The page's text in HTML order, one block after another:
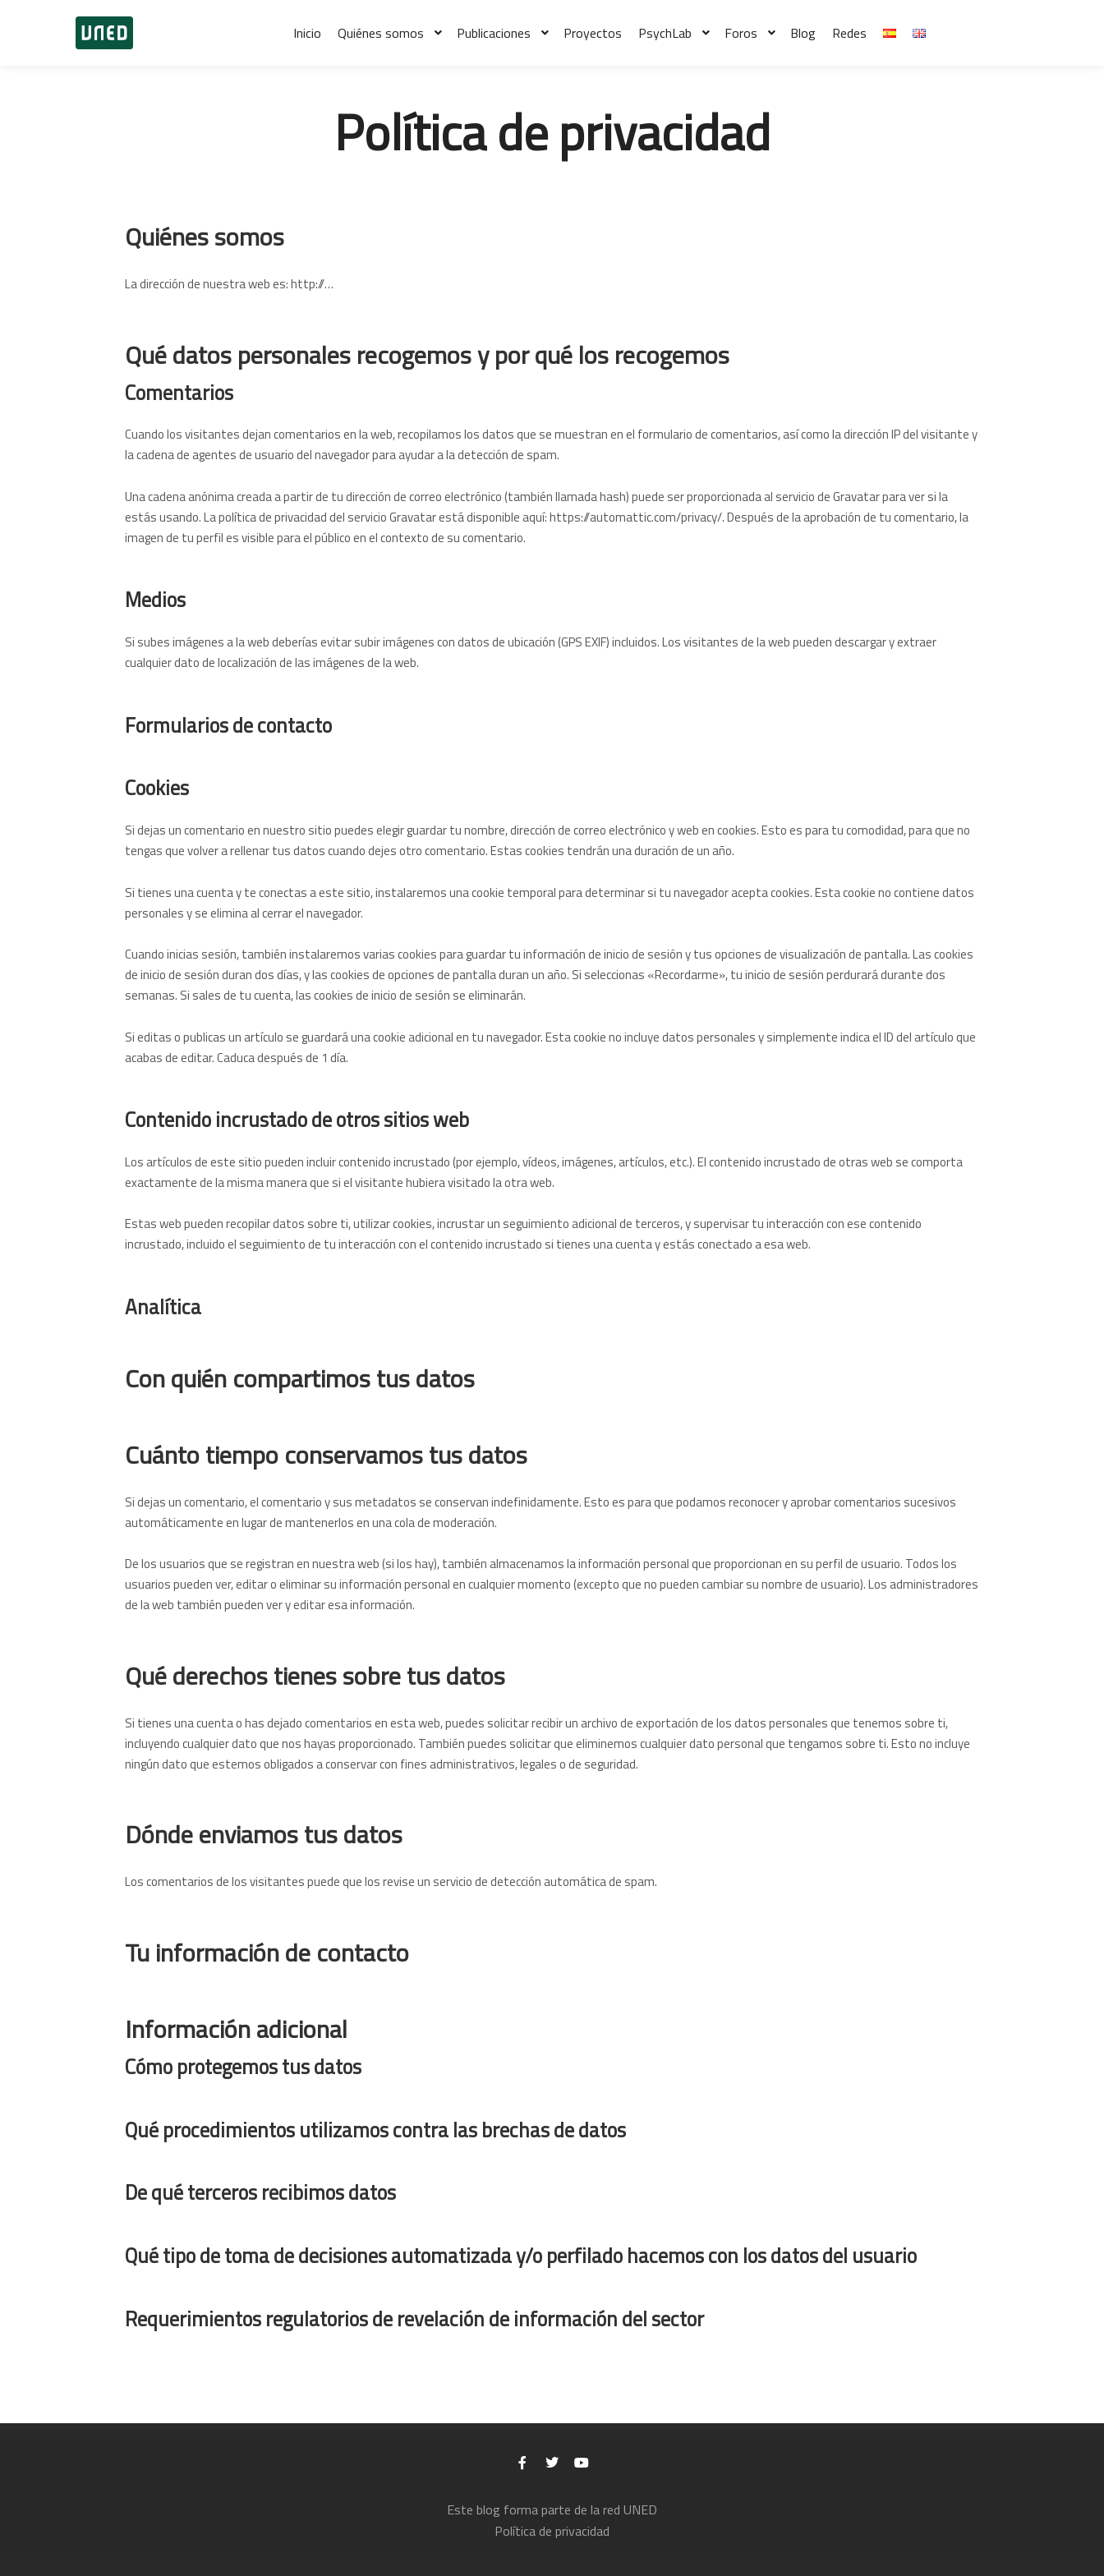
Inicio Quiénes somos Publicaciones Proyectos PsychLab Foros Blog Redes
Política de privacidad
Quiénes somos
La dirección de nuestra web es: http://…
Qué datos personales recogemos y por qué los recogemos
Comentarios
Cuando los visitantes dejan comentarios en la web, recopilamos los datos que se muestran en el formulario de comentarios, así como la dirección IP del visitante y
la cadena de agentes de usuario del navegador para ayudar a la detección de spam.
Una cadena anónima creada a partir de tu dirección de correo electrónico (también llamada hash) puede ser proporcionada al servicio de Gravatar para ver si la
estás usando. La política de privacidad del servicio Gravatar está disponible aquí: https://automattic.com/privacy/. Después de la aprobación de tu comentario, la
imagen de tu perfil es visible para el público en el contexto de su comentario.
Medios
Si subes imágenes a la web deberías evitar subir imágenes con datos de ubicación (GPS EXIF) incluidos. Los visitantes de la web pueden descargar y extraer
cualquier dato de localización de las imágenes de la web.
Formularios de contacto
Cookies
Si dejas un comentario en nuestro sitio puedes elegir guardar tu nombre, dirección de correo electrónico y web en cookies. Esto es para tu comodidad, para que no
tengas que volver a rellenar tus datos cuando dejes otro comentario. Estas cookies tendrán una duración de un año.
Si tienes una cuenta y te conectas a este sitio, instalaremos una cookie temporal para determinar si tu navegador acepta cookies. Esta cookie no contiene datos
personales y se elimina al cerrar el navegador.
Cuando inicias sesión, también instalaremos varias cookies para guardar tu información de inicio de sesión y tus opciones de visualización de pantalla. Las cookies
de inicio de sesión duran dos días, y las cookies de opciones de pantalla duran un año. Si seleccionas «Recordarme», tu inicio de sesión perdurará durante dos
semanas. Si sales de tu cuenta, las cookies de inicio de sesión se eliminarán.
Si editas o publicas un artículo se guardará una cookie adicional en tu navegador. Esta cookie no incluye datos personales y simplemente indica el ID del artículo que
acabas de editar. Caduca después de 1 día.
Contenido incrustado de otros sitios web
Los artículos de este sitio pueden incluir contenido incrustado (por ejemplo, vídeos, imágenes, artículos, etc.). El contenido incrustado de otras web se comporta
exactamente de la misma manera que si el visitante hubiera visitado la otra web.
Estas web pueden recopilar datos sobre ti, utilizar cookies, incrustar un seguimiento adicional de terceros, y supervisar tu interacción con ese contenido
incrustado, incluido el seguimiento de tu interacción con el contenido incrustado si tienes una cuenta y estás conectado a esa web.
Analítica
Con quién compartimos tus datos
Cuánto tiempo conservamos tus datos
Si dejas un comentario, el comentario y sus metadatos se conservan indefinidamente. Esto es para que podamos reconocer y aprobar comentarios sucesivos
automáticamente en lugar de mantenerlos en una cola de moderación.
De los usuarios que se registran en nuestra web (si los hay), también almacenamos la información personal que proporcionan en su perfil de usuario. Todos los
usuarios pueden ver, editar o eliminar su información personal en cualquier momento (excepto que no pueden cambiar su nombre de usuario). Los administradores
de la web también pueden ver y editar esa información.
Qué derechos tienes sobre tus datos
Si tienes una cuenta o has dejado comentarios en esta web, puedes solicitar recibir un archivo de exportación de los datos personales que tenemos sobre ti,
incluyendo cualquier dato que nos hayas proporcionado. También puedes solicitar que eliminemos cualquier dato personal que tengamos sobre ti. Esto no incluye
ningún dato que estemos obligados a conservar con fines administrativos, legales o de seguridad.
Dónde enviamos tus datos
Los comentarios de los visitantes puede que los revise un servicio de detección automática de spam.
Tu información de contacto
Información adicional
Cómo protegemos tus datos
Qué procedimientos utilizamos contra las brechas de datos
De qué terceros recibimos datos
Qué tipo de toma de decisiones automatizada y/o perfilado hacemos con los datos del usuario
Requerimientos regulatorios de revelación de información del sector
Este blog forma parte de la red UNED
Política de privacidad